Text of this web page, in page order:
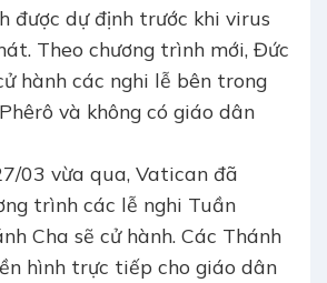
được dự định trước khi virus
Theo chương trình mới, Đức
hành các nghi lễ bên trong
và không có giáo dân
03 vừa qua, Vatican đã
trình các lễ nghi Tuần
Cha sẽ cử hành. Các Thánh
hình trực tiếp cho giáo dân